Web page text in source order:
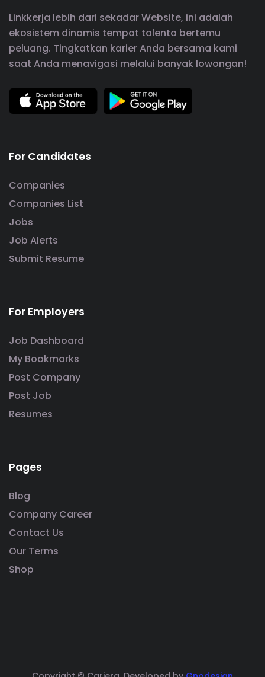
Linkkerja lebih dari sekadar Website, ini adalah
ekosistem dinamis tempat talenta bertemu
peluang. Tingkatkan karier Anda bersama kami
saat Anda menavigasi melalui banyak lowongan!
For Candidates
Companies
Companies List
Jobs
Job Alerts
Submit Resume
For Employers
Job Dashboard
My Bookmarks
Post Company
Post Job
Resumes
Pages
Blog
Company Career
Contact Us
Our Terms
Shop